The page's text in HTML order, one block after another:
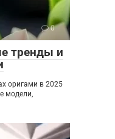
0
тренды и
оригами в 2025
модели,